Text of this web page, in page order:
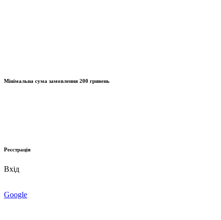
Мінімальна сума замовлення 200 гривень
Реєстрація
Вхід
Google